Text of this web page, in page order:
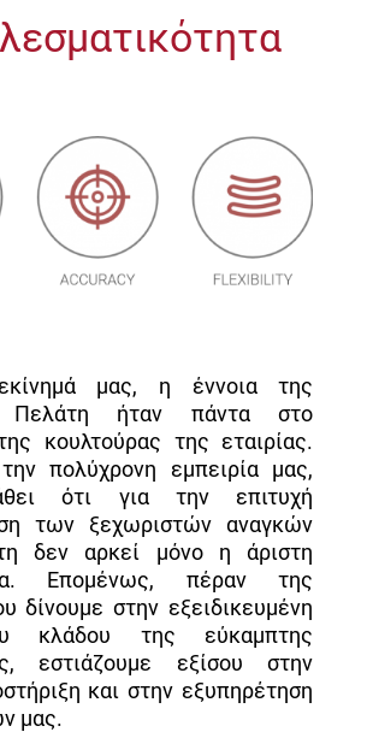
μας, η έννοια της
Πελάτη ήταν πάντα στο
κουλτούρας της εταιρίας.
πολύχρονη εμπειρία μας,
ότι για την επιτυχή
των ξεχωριστών αναγκών
δεν αρκεί μόνο η άριστη
Επομένως, πέραν της
δίνουμε στην εξειδικευμένη
κλάδου της εύκαμπτης
εστιάζουμε εξίσου στην
και στην εξυπηρέτηση
μας.